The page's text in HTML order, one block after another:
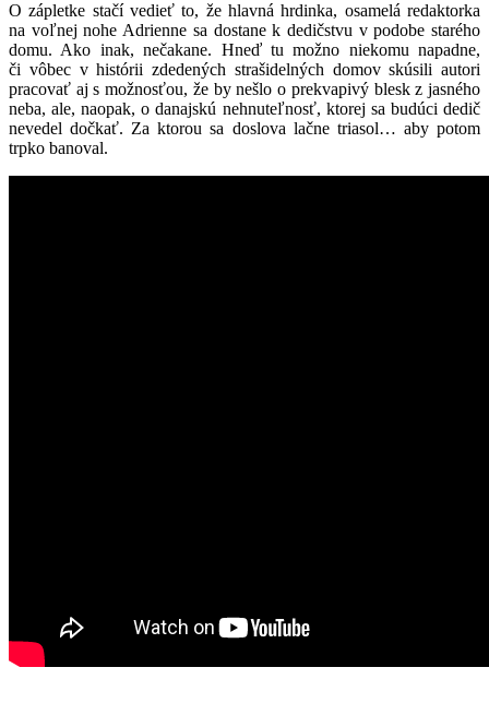
O zápletke stačí vedieť to, že hlavná hrdinka, osamelá redaktorka
na voľnej nohe Adrienne sa dostane k dedičstvu v podobe starého
domu. Ako inak, nečakane. Hneď tu možno niekomu napadne,
či vôbec v histórii zdedených strašidelných domov skúsili autori
pracovať aj s možnosťou, že by nešlo o prekvapivý blesk z jasného
neba, ale, naopak, o danajskú nehnuteľnosť, ktorej sa budúci dedič
nevedel dočkať. Za ktorou sa doslova lačne triasol… aby potom
trpko banoval.